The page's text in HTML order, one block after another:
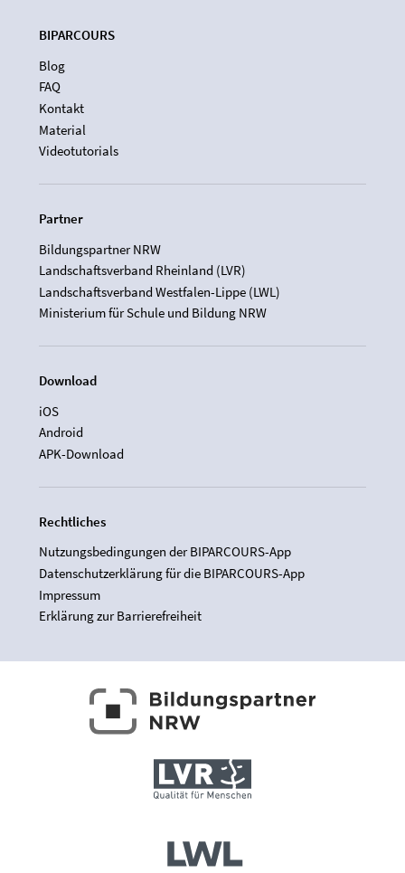
BIPARCOURS
Blog
FAQ
Kontakt
Material
Videotutorials
Partner
Bildungspartner NRW
Landschaftsverband Rheinland (LVR)
Landschaftsverband Westfalen-Lippe (LWL)
Ministerium für Schule und Bildung NRW
Download
iOS
Android
APK-Download
Rechtliches
Nutzungsbedingungen der BIPARCOURS-App
Datenschutzerklärung für die BIPARCOURS-App
Impressum
Erklärung zur Barrierefreiheit